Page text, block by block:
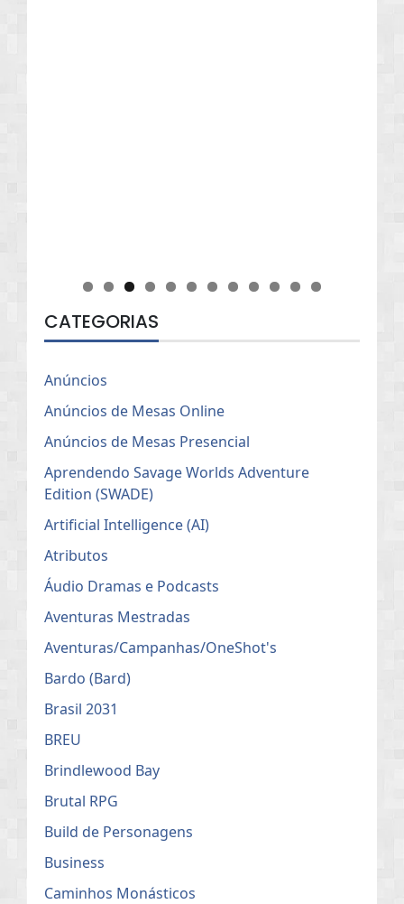
CATEGORIAS
Anúncios
Anúncios de Mesas Online
Anúncios de Mesas Presencial
Aprendendo Savage Worlds Adventure
Edition (SWADE)
Artificial Intelligence (AI)
Atributos
Áudio Dramas e Podcasts
Aventuras Mestradas
Aventuras/Campanhas/OneShot's
Bardo (Bard)
Brasil 2031
BREU
Brindlewood Bay
Brutal RPG
Build de Personagens
Business
Caminhos Monásticos